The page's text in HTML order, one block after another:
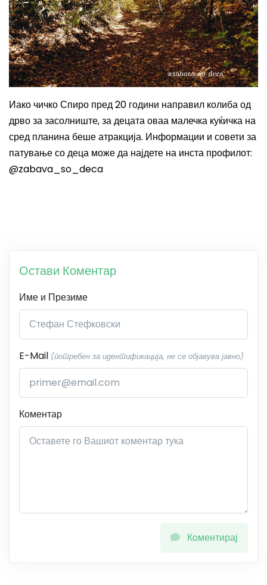
Иако чичко Спиро пред 20 години направил колиба од
дрво за засолниште, за децата оваа малечка куќичка на
сред планина беше атракција. Информации и совети за
патување со деца може да најдете на инста профилот:
@zabava_so_deca
Остави Коментар
Име и Презиме
E-Mail (потребен за идентификација, не се објавува јавно)
Коментар
Коментирај